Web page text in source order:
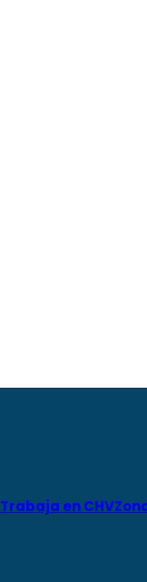
Trabaja en CHV